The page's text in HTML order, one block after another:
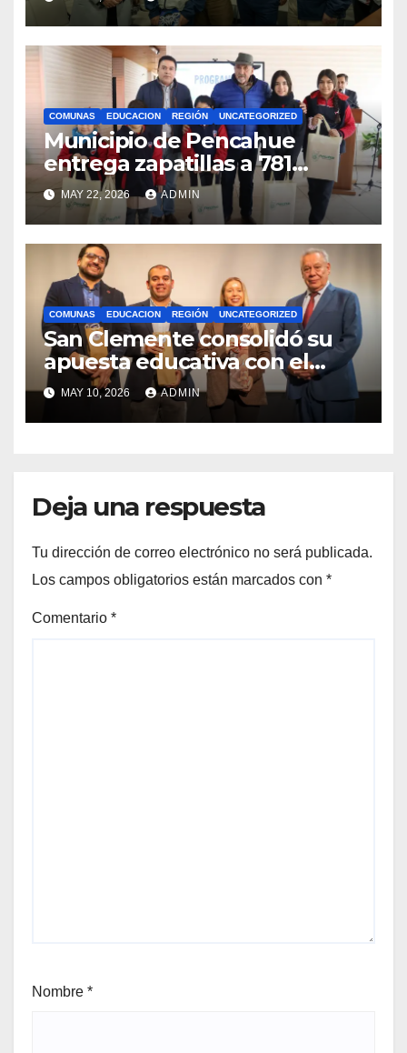
competencias
internacionales
COMUNAS EDUCACION REGIÓN UNCATEGORIZED
Municipio de Pencahue
entrega zapatillas a 781
estudiantes con recursos del
Royalty Minero
MAY 22, 2026 ADMIN
COMUNAS EDUCACION REGIÓN UNCATEGORIZED
San Clemente consolidó su
apuesta educativa con el
lanzamiento del
Preuniversitario Brotes 2026
MAY 10, 2026 ADMIN
Deja una respuesta
Tu dirección de correo electrónico no será publicada.
Los campos obligatorios están marcados con *
Comentario *
Nombre *